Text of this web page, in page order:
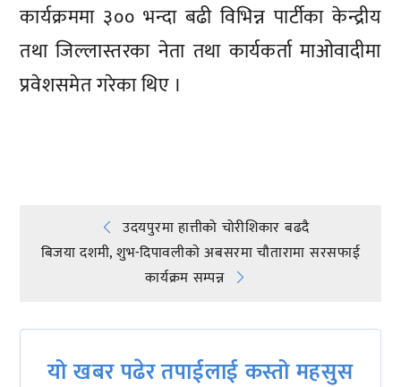
कार्यक्रममा ३०० भन्दा बढी विभिन्न पार्टीका केन्द्रीय
तथा जिल्लास्तरका नेता तथा कार्यकर्ता माओवादीमा
प्रवेशसमेत गरेका थिए ।
Post
navigation
उदयपुरमा हात्तीको चोरीशिकार बढदै
बिजया दशमी, शुभ-दिपावलीकाे अबसरमा चाैतारामा सरसफाई
कार्यक्रम सम्पन्न
यो खबर पढेर तपाईलाई कस्तो महसुस